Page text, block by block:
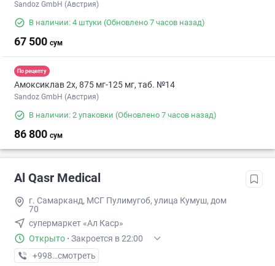
Sandoz GmbH (Австрия)
В наличии: 4 штуки (Обновлено 7 часов назад)
67 500 сум
По рецепту
Амоксиклав 2х, 875 мг-125 мг, таб. №14
Sandoz GmbH (Австрия)
В наличии: 2 упаковки (Обновлено 7 часов назад)
86 800 сум
Al Qasr Medical
г. Самарканд, МСГ Пулимугоб, улица Кумуш, дом
70
супермаркет «Ал Каср»
Открыто · Закроется в 22:00
+998 (95) XXX-XX-XX
смотреть